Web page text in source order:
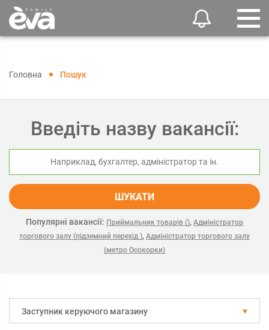
Головна Пошук
Введіть назву вакансії:
ШУКАТИ
Популярні вакансії: Приймальник товарів (), Адміністратор
торгового залу (підземний перехід ), Адміністратор торгового залу
(метро Осокорки)
Заступник керуючого магазину